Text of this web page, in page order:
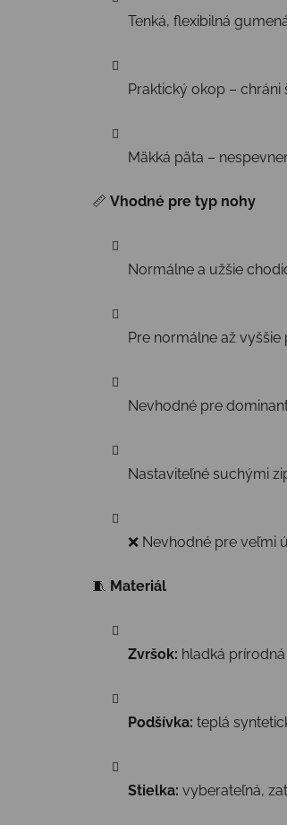
Tenká, flexibilná
Praktický okop –
Mäkká päta –
📏 Vhodné pre typ nohy
Normálne a užšie
Pre normálne až vyššie
Nevhodné pre
Nastaviteľné suchými
❌ Nevhodné pre veľmi
🧵 Materiál
Zvršok: hladká
Podšívka: teplá
Stielka: vyberateľná,